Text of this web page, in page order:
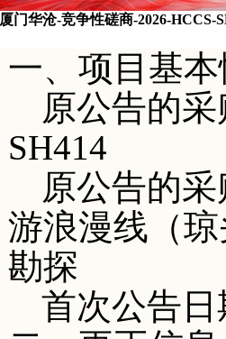
厦门华沧-竞争性磋商-2026-
一、项目基
原公告的
SH414
原公告的
游浪漫线（
勘探
首次公告日